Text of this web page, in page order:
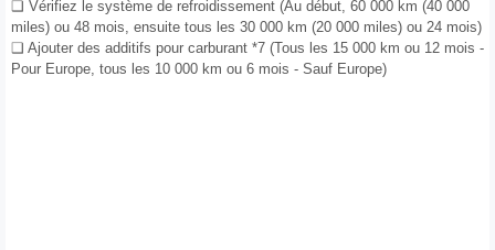
❑ Vérifiez le système de refroidissement (Au début, 60 000 km (40 000
miles) ou 48 mois, ensuite tous les 30 000 km (20 000 miles) ou 24 mois)
❑ Ajouter des additifs pour carburant *7 (Tous les 15 000 km ou 12 mois -
Pour Europe, tous les 10 000 km ou 6 mois - Sauf Europe)